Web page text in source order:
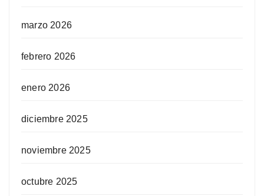
marzo 2026
febrero 2026
enero 2026
diciembre 2025
noviembre 2025
octubre 2025